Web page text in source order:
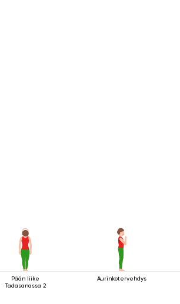
Pään liike
Tadasanassa 2
Aurinkotervehdys